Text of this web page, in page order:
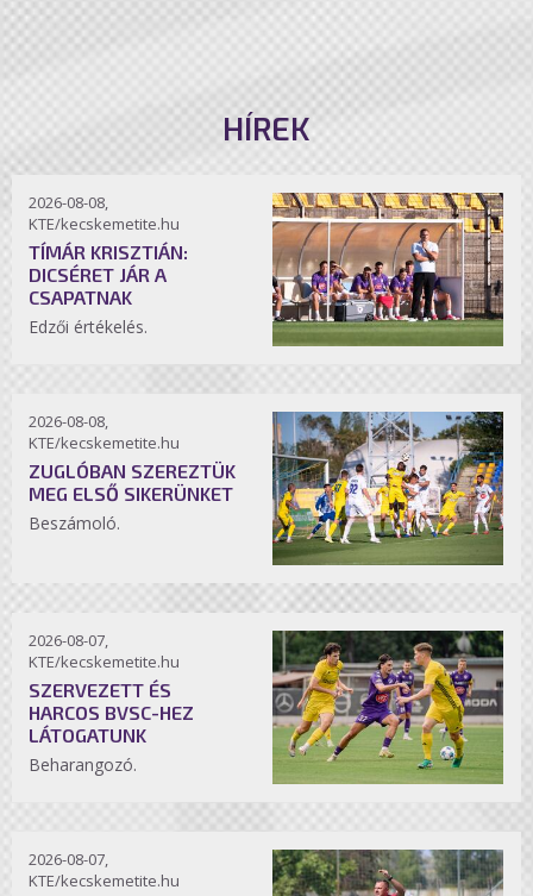
HÍREK
2026-08-08,
KTE/kecskemetite.hu
TÍMÁR KRISZTIÁN:
DICSÉRET JÁR A
CSAPATNAK
Edzői értékelés.
2026-08-08,
KTE/kecskemetite.hu
ZUGLÓBAN SZEREZTÜK
MEG ELSŐ SIKERÜNKET
Beszámoló.
2026-08-07,
KTE/kecskemetite.hu
SZERVEZETT ÉS
HARCOS BVSC-HEZ
LÁTOGATUNK
Beharangozó.
2026-08-07,
KTE/kecskemetite.hu